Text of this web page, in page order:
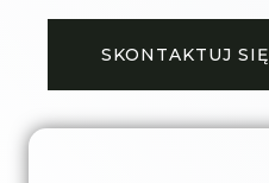
SKONTAKTUJ SIĘ